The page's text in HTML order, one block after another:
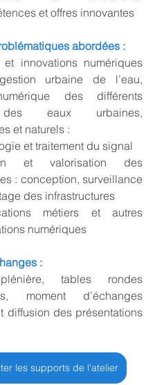
et offres innovantes
abordées :
et innovations numériques
urbaine de l’eau,
des différents
eaux urbaines,
et naturels :
et traitement du signal
et valorisation des
: conception, surveillance
des infrastructures
métiers et autres
numériques
:
tables rondes
moment d’échanges
diffusion des présentations
les supports de l'atelier